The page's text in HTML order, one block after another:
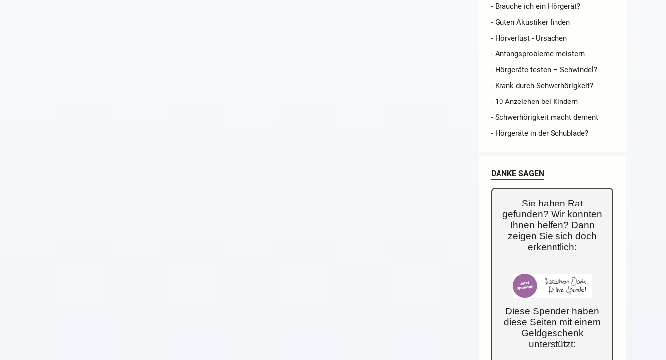
- Brauche ich ein Hörgerät?
- Guten Akustiker finden
- Hörverlust - Ursachen
- Anfangsprobleme meistern
- Hörgeräte testen – Schwindel?
- Krank durch Schwerhörigkeit?
- 10 Anzeichen bei Kindern
- Schwerhörigkeit macht dement
- Hörgeräte in der Schublade?
DANKE SAGEN
Sie haben Rat
gefunden? Wir konnten
Ihnen helfen? Dann
zeigen Sie sich doch
erkenntlich:
Diese Spender haben
diese Seiten mit einem
Geldgeschenk
unterstützt: